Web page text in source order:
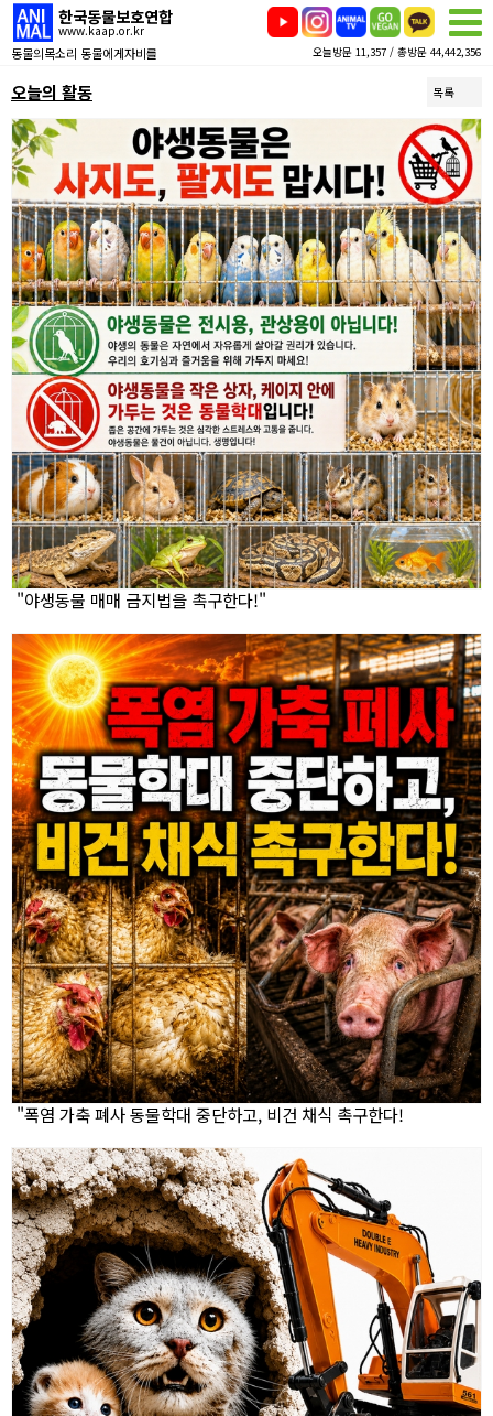
한국동물보호연합
www.kaap.or.kr
동물의목소리 동물에게자비를 오늘방문 11,357 / 총방문 44,442,356
오늘의 활동 목록
"야생동물 매매 금지법을 촉구한다!"
"폭염 가축 폐사 동물학대 중단하고, 비건 채식 촉구한다!